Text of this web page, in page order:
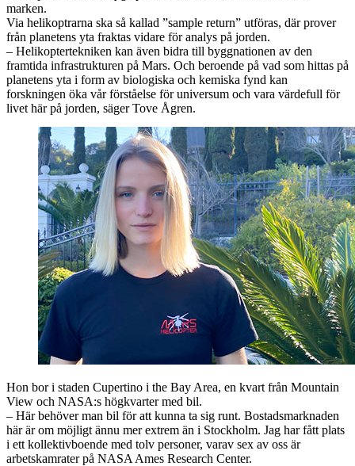
marken.
Via helikoptrarna ska så kallad ”sample return” utföras, där prover
från planetens yta fraktas vidare för analys på jorden.
– Helikoptertekniken kan även bidra till byggnationen av den
framtida infrastrukturen på Mars. Och beroende på vad som hittas på
planetens yta i form av biologiska och kemiska fynd kan
forskningen öka vår förståelse för universum och vara värdefull för
livet här på jorden, säger Tove Ågren.
Hon bor i staden Cupertino i the Bay Area, en kvart från Mountain
View och NASA:s högkvarter med bil.
– Här behöver man bil för att kunna ta sig runt. Bostadsmarknaden
här är om möjligt ännu mer extrem än i Stockholm. Jag har fått plats
i ett kollektivboende med tolv personer, varav sex av oss är
arbetskamrater på NASA Ames Research Center.